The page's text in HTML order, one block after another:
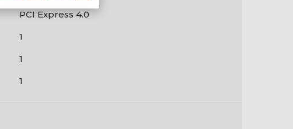
PCI Express 4.0
1
1
1